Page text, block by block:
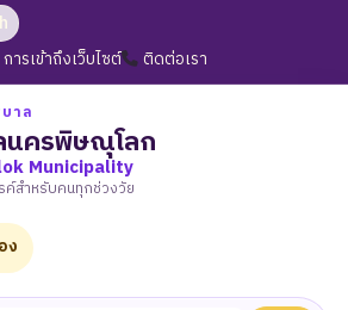
การเข้าถึงเว็บไซต์ ติดต่อเรา
าล
นครพิษณุโลก
Municipality
ค์สำหรับคนทุกช่วงวัย
ง